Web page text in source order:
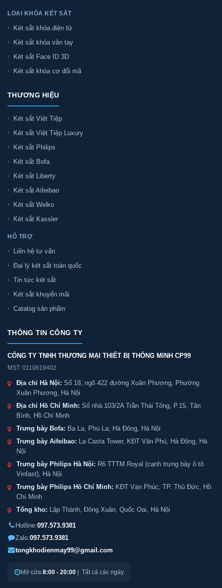
LOẠI KHÓA KÉT SẮT
Két sắt khóa điện tử
Két sắt khóa vân tay
Két sắt Face ID 3D
Két sắt khóa cơ đổi mã
THƯƠNG HIỆU
Két sắt Việt Tiệp
Két sắt Việt Tiệp Luxury
Két sắt Philips
Két sắt Bofa
Két sắt Liberty
Két sắt Aifeibao
Két sắt Welko
Két sắt Kassler
HỖ TRỢ
Liên hệ tư vấn
Đại lý két sắt toàn quốc
Tin tức két sắt
Két sắt khuyến mãi
Catalog sản phẩm
THÔNG TIN CÔNG TY
CÔNG TY TNHH THƯƠNG MẠI THIẾT BỊ THÔNG MINH CP99
MST: 0110619402
Địa chỉ Hà Nội: Số 18, ngõ 422 đường Xuân Phương, Phường
Xuân Phương, Hà Nội
Địa chỉ Hồ Chí Minh: Số nhà 103/2A Trần Thái Tông, P.15, Tân
Bình, Hồ Chí Minh
Trưng bày Bofa: Ba La, Phú La, Hà Đông, Hà Nội
Trưng bày Aifeibao: La Casta Tower, KĐT Văn Phú, Hà Đông, Hà
Nội
Trưng bày Philips Hà Nội: R6 TTTM Royal (cạnh trưng bày ô tô
Vinfast), Hà Nội
Trưng bày Philips Hồ Chí Minh: KĐT Vạn Phúc, TP. Thủ Đức, Hồ
Chí Minh
Tổng kho: Lập Thành, Đông Xuân, Quốc Oai, Hà Nội
Hotline:097.573.9381
Zalo:097.573.9381
tongkhodienmay99@gmail.com
Mở cửa:8:00 - 20:00 | Tất cả các ngày